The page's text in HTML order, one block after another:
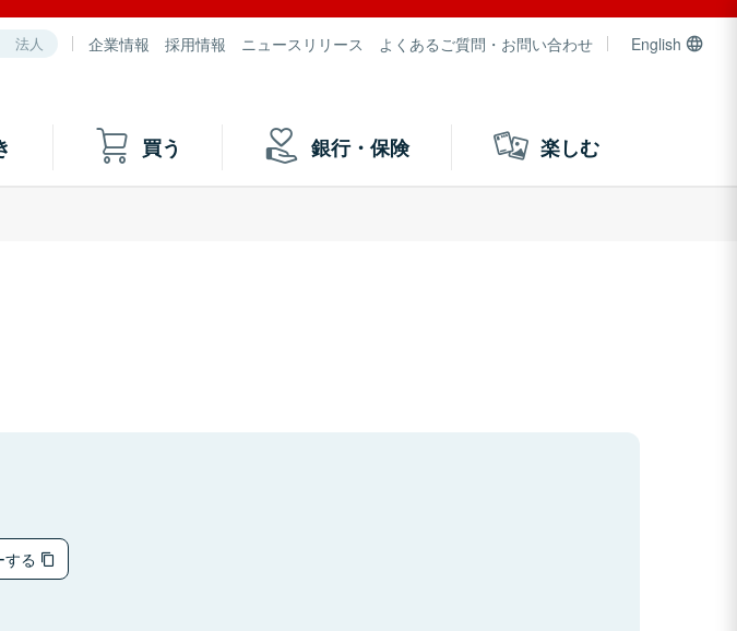
法人 企業情報 採用情報 ニュースリリース よくあるご質問・お問い合わせ English
買う 銀行・保険 楽しむ
する